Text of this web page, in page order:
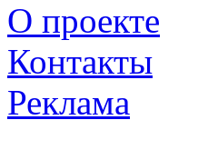
О проекте
Контакты
Реклама